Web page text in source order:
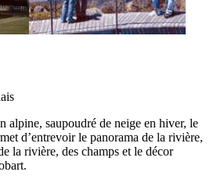
alpine, saupoudré de neige en hiver, le
d’entrevoir le panorama de la rivière,
la rivière, des champs et le décor